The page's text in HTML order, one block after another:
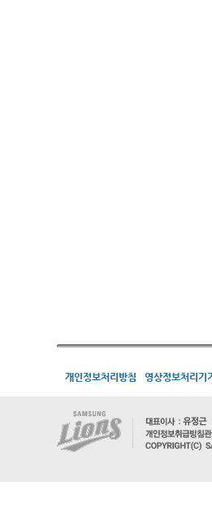
개인정보처리방침 영상정보처리기